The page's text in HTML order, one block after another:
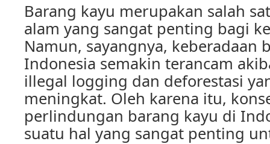
Barang kayu merupakan salah
alam yang sangat penting bagi
Namun, sayangnya, keberadaan
Indonesia semakin terancam
illegal logging dan deforestasi
meningkat. Oleh karena itu,
perlindungan barang kayu di
suatu hal yang sangat penting